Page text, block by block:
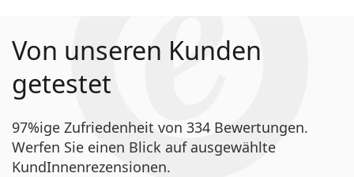
Von unseren Kunden
getestet
97%ige Zufriedenheit von 334 Bewertungen.
Werfen Sie einen Blick auf ausgewählte
KundInnenrezensionen.